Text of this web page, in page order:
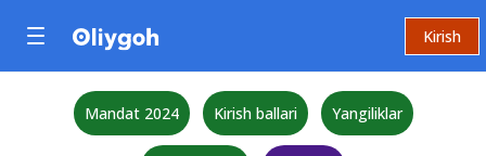
Kirish
Mandat 2024 Kirish ballari Yangiliklar